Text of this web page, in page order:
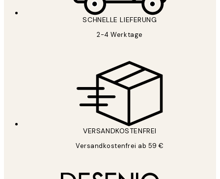
SCHNELLE LIEFERUNG
2-4 Werktage
VERSANDKOSTENFREI
Versandkostenfrei ab 59 €